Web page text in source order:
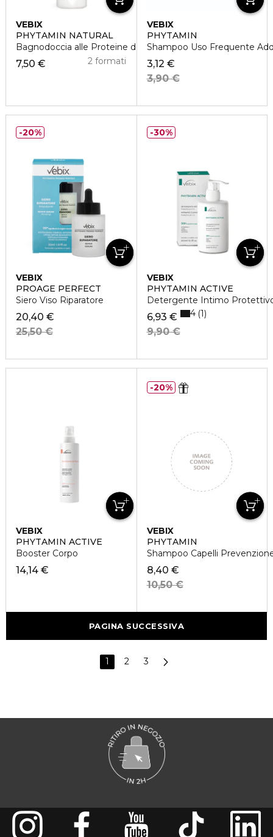
VEBIX
PHYTAMIN NATURAL
Bagnodoccia alle Proteine del Latte Nutriente
7,50 € 2 formati
VEBIX
PHYTAMIN
Shampoo Uso Frequente
3,12 €
3,90 €
VEBIX
PROAGE PERFECT
Siero Viso Riparatore
20,40 €
25,50 €
20%
VEBIX
PHYTAMIN ACTIVE
Detergente Intimo
6,93 €
9,90 €
4 1
30%
VEBIX
PHYTAMIN ACTIVE
Booster Corpo
14,14 €
VEBIX
PHYTAMIN
Shampoo Capelli
8,40 €
10,50 €
20%
PAGINA SUCCESSIVA
1 2 3